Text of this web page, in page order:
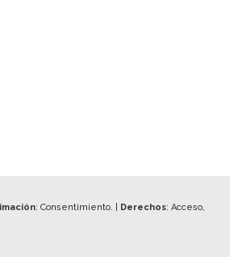
: Consentimiento. | Derechos: Acceso,